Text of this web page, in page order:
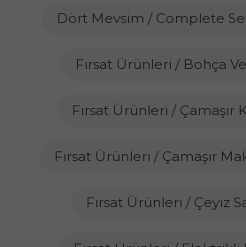
Dört Mevsim / Complete
Fırsat Ürünleri / Bohça
Fırsat Ürünleri / Çamaşır
Fırsat Ürünleri / Çamaşır
Fırsat Ürünleri / Çeyiz